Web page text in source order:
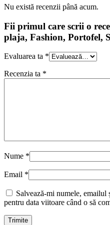
Nu există recenzii până acum.
Fii primul care scrii o
plaja, Fashion, Portofel,
Evaluarea ta *
Recenzia ta *
Nume *
Email *
Salvează-mi numele,
pentru data viitoare când o să